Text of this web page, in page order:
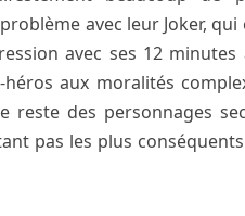
avec leur Joker,
avec ses 12 minutes
aux moralités
des personnages
pas les plus conséquents